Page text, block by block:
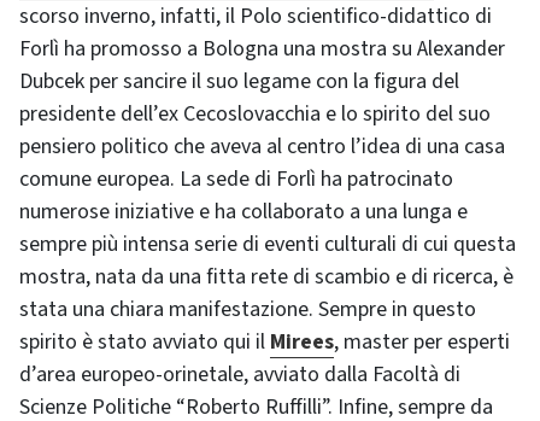
scorso inverno, infatti, il Polo scientifico-didattico di
Forlì ha promosso a Bologna una mostra su Alexander
Dubcek per sancire il suo legame con la figura del
presidente dell’ex Cecoslovacchia e lo spirito del suo
pensiero politico che aveva al centro l’idea di una casa
comune europea. La sede di Forlì ha patrocinato
numerose iniziative e ha collaborato a una lunga e
sempre più intensa serie di eventi culturali di cui questa
mostra, nata da una fitta rete di scambio e di ricerca, è
stata una chiara manifestazione. Sempre in questo
spirito è stato avviato qui il Mirees, master per esperti
d’area europeo-orinetale, avviato dalla Facoltà di
Scienze Politiche “Roberto Ruffilli”. Infine, sempre da